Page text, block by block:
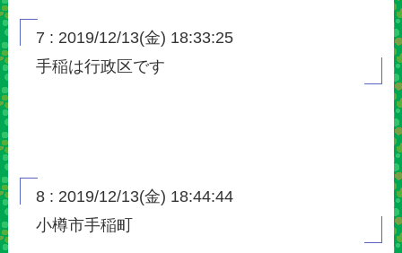
7 : 2019/12/13(金) 18:33:25
手稲は行政区です
8 : 2019/12/13(金) 18:44:44
小樽市手稲町